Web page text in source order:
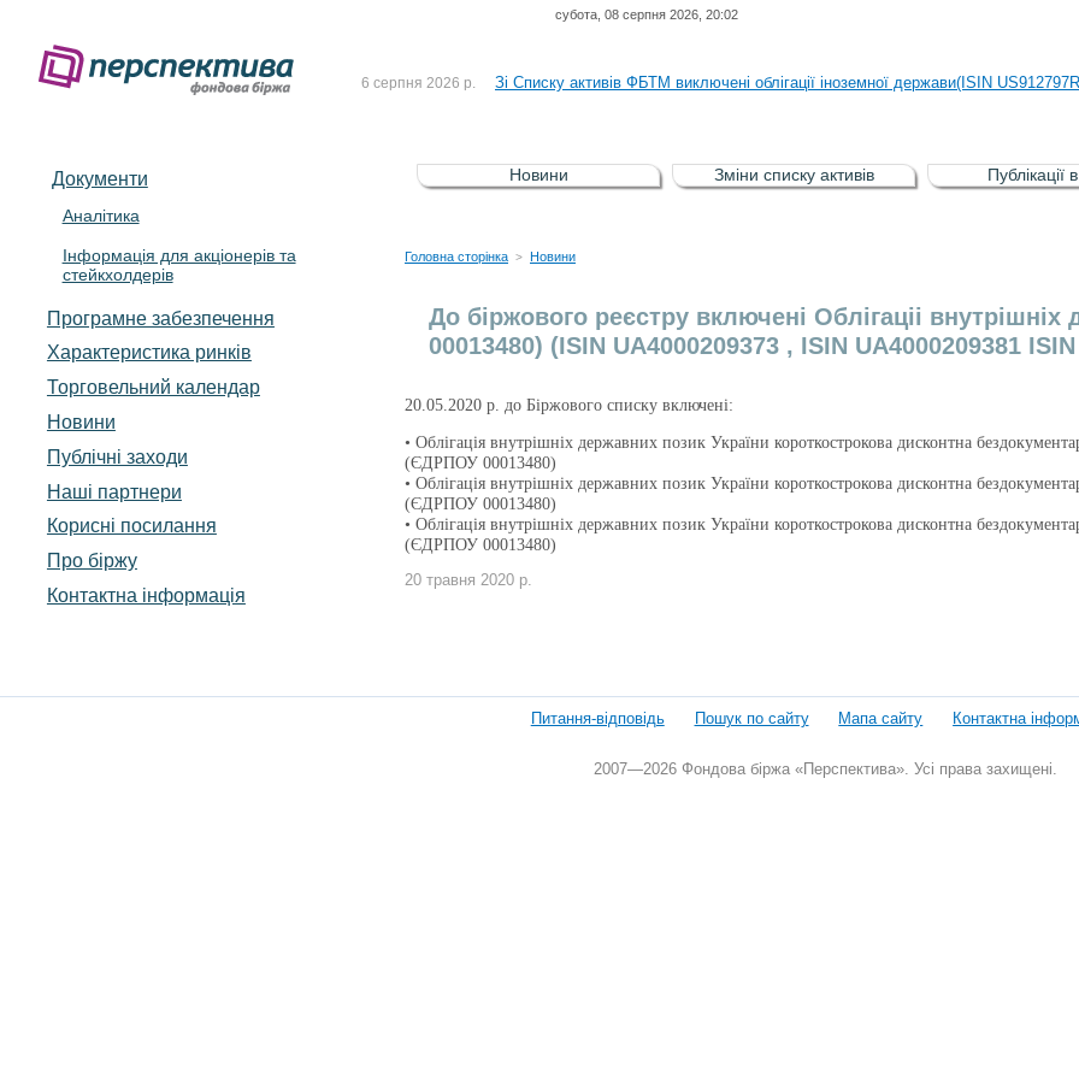
субота, 08 серпня 2026, 20:02
До Списку активів регульованого фондового ринку (РФР) включена
6 серпня 2026 р. Зі Списку активів ФБТМ виключені облігації іноземної держави(ISIN
5 серпня 2026 р. Зі списку активів РФР виключені Облігація внутрішніх державних позик
4 серпня 2026 р. До Списку активів регульованого фондового ринку (РФР) включена
Документи
Аналітика
Інформація для акціонерів та
стейкхолдерів
Програмне забезпечення
Характеристика pинків
Торговельний календар
Новини
Публічні заходи
Наші партнери
Корисні посилання
Про біржу
Контактна інформація
Новини Зміни списку активів Публікації
Головна сторінка > Новини
До біржового реєстру включені Облігаціі
00013480) (ISIN UA4000209373 , ISIN UA4000209381
20.05.2020 р. до Біржового списку включені:
• Облігація внутрішніх державних позик України короткострокова дисконтна
(ЄДРПОУ 00013480)
• Облігація внутрішніх державних позик України короткострокова дисконтна
(ЄДРПОУ 00013480)
• Облігація внутрішніх державних позик України короткострокова дисконтна
(ЄДРПОУ 00013480)
20 травня 2020 р.
Питання-відповідь Пошук по сайту Мапа сайту Контактна
2007—2026 Фондова біржа «Перспектива». Усі права захищені.